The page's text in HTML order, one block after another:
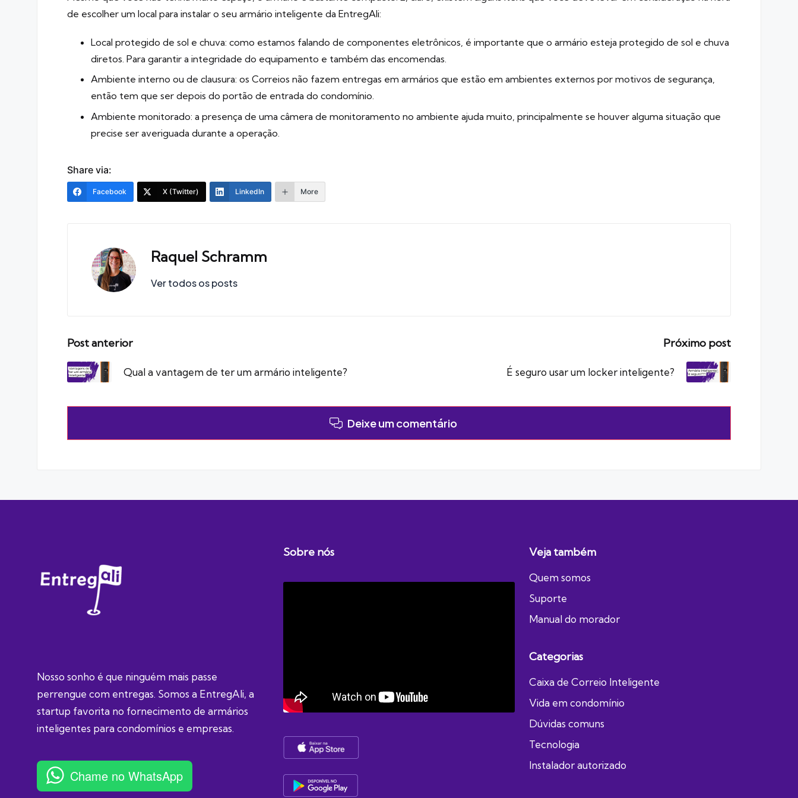
de escolher um local para instalar o seu armário inteligente da EntregAli:
Local protegido de sol e chuva: como estamos falando de componentes eletrônicos, é importante que o armário esteja protegido de sol e chuva
diretos. Para garantir a integridade do equipamento e também das encomendas.
Ambiente interno ou de clausura: os Correios não fazem entregas em armários que estão em ambientes externos por motivos de segurança,
então tem que ser depois do portão de entrada do condomínio.
Ambiente monitorado: a presença de uma câmera de monitoramento no ambiente ajuda muito, principalmente se houver alguma situação que
precise ser averiguada durante a operação.
Share via:
Facebook X (Twitter) LinkedIn More
Raquel Schramm
Ver todos os posts
Post
navigation
Post anterior
Qual a vantagem de ter um armário inteligente?
Próximo post
É seguro usar um locker inteligente?
Deixe um comentário
Nosso sonho é que ninguém mais passe
perrengue com entregas. Somos a EntregAli, a
startup favorita no fornecimento de armários
inteligentes para condomínios e empresas.
Chame no WhatsApp
Sobre nós Veja também
Quem somos
Suporte
Manual do morador
Categorias
Caixa de Correio Inteligente
Vida em condomínio
Dúvidas comuns
Tecnologia
Instalador autorizado